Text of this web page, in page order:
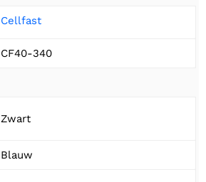
Cellfast
CF40-340
Zwart
Blauw